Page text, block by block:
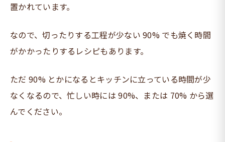
置かれています。
なので、切ったりする工程が少ない 90% でも焼く時間
がかかったりするレシピもあります。
ただ 90% とかになるとキッチンに立っている時間が少
なくなるので、忙しい時には 90%、または 70% から選
んでください。